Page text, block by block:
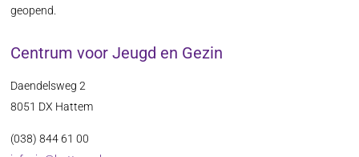
geopend.
Centrum voor Jeugd en Gezin
Daendelsweg 2
8051 DX Hattem
(038) 844 61 00